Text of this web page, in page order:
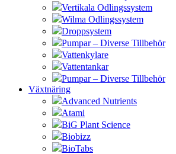
Vertikala Odlingssystem
Wilma Odlingssystem
Droppsystem
Pumpar – Diverse Tillbehör
Vattenkylare
Vattentankar
Pumpar – Diverse Tillbehör
Växtnäring
Advanced Nutrients
Atami
BiG Plant Science
Biobizz
BioTabs